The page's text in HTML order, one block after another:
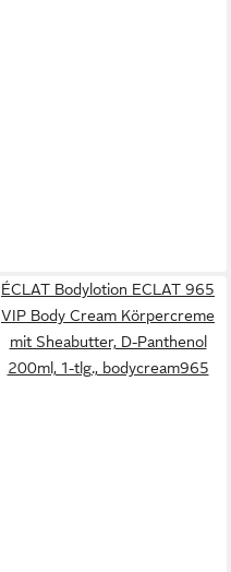
ÉCLAT Bodylotion ECLAT 965
VIP Body Cream Körpercreme
mit Sheabutter, D-Panthenol
200ml, 1-tlg., bodycream965